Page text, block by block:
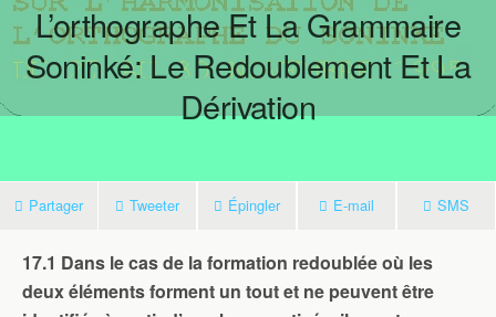
L’orthographe Et La Grammaire
Soninké: Le Redoublement Et La
Dérivation
Partager Tweeter Épingler E-mail SMS
17.1 Dans le cas de la formation redoublée où les
deux éléments forment un tout et ne peuvent être